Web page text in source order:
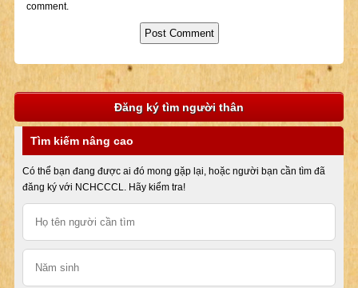
comment.
Đăng ký tìm người thân
Tìm kiếm nâng cao
Có thể bạn đang được ai đó mong gặp lại, hoặc người bạn cần tìm đã
đăng ký với NCHCCCL. Hãy kiểm tra!